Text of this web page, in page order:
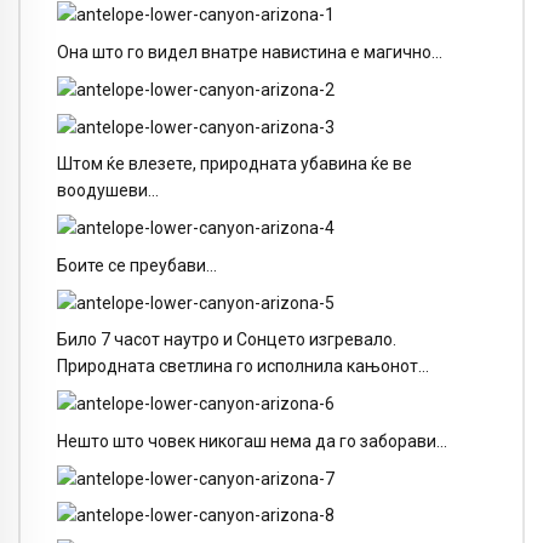
Она што го видел внатре навистина е магично…
Штом ќе влезете, природната убавина ќе ве
воодушеви…
Боите се преубави…
Било 7 часот наутро и Сонцето изгревало.
Природната светлина го исполнила кањонот…
Нешто што човек никогаш нема да го заборави…